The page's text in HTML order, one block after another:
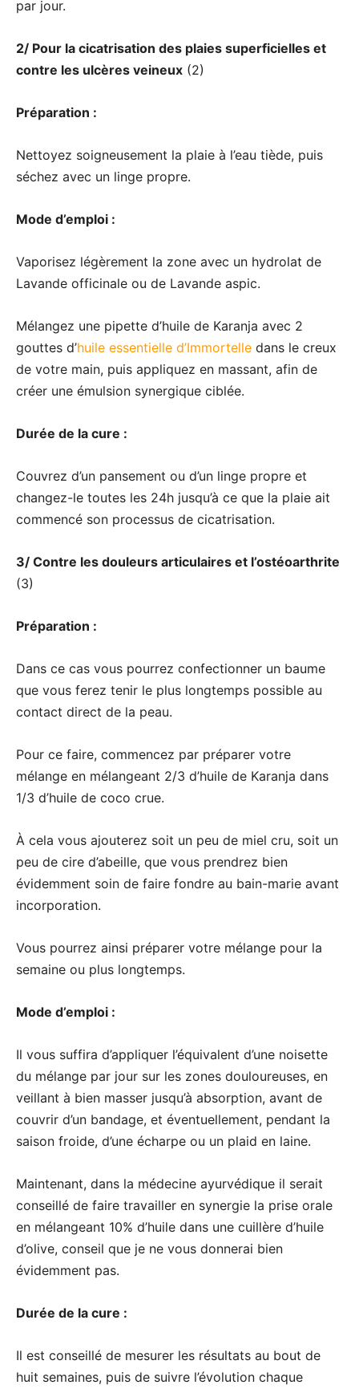
par jour.
2/ Pour la cicatrisation des plaies superficielles et
contre les ulcères veineux (2)
Préparation :
Nettoyez soigneusement la plaie à l’eau tiède, puis
séchez avec un linge propre.
Mode d’emploi :
Vaporisez légèrement la zone avec un hydrolat de
Lavande officinale ou de Lavande aspic.
Mélangez une pipette d’huile de Karanja avec 2
gouttes d’huile essentielle d’Immortelle dans le creux
de votre main, puis appliquez en massant, afin de
créer une émulsion synergique ciblée.
Durée de la cure :
Couvrez d’un pansement ou d’un linge propre et
changez-le toutes les 24h jusqu’à ce que la plaie ait
commencé son processus de cicatrisation.
3/ Contre les douleurs articulaires et l’ostéoarthrite
(3)
Préparation :
Dans ce cas vous pourrez confectionner un baume
que vous ferez tenir le plus longtemps possible au
contact direct de la peau.
Pour ce faire, commencez par préparer votre
mélange en mélangeant 2/3 d’huile de Karanja dans
1/3 d’huile de coco crue.
À cela vous ajouterez soit un peu de miel cru, soit un
peu de cire d’abeille, que vous prendrez bien
évidemment soin de faire fondre au bain-marie avant
incorporation.
Vous pourrez ainsi préparer votre mélange pour la
semaine ou plus longtemps.
Mode d’emploi :
Il vous suffira d’appliquer l’équivalent d’une noisette
du mélange par jour sur les zones douloureuses, en
veillant à bien masser jusqu’à absorption, avant de
couvrir d’un bandage, et éventuellement, pendant la
saison froide, d’une écharpe ou un plaid en laine.
Maintenant, dans la médecine ayurvédique il serait
conseillé de faire travailler en synergie la prise orale
en mélangeant 10% d’huile dans une cuillère d’huile
d’olive, conseil que je ne vous donnerai bien
évidemment pas.
Durée de la cure :
Il est conseillé de mesurer les résultats au bout de
huit semaines, puis de suivre l’évolution chaque